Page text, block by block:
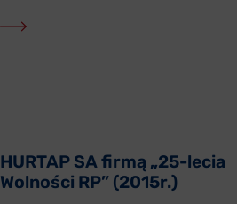
HURTAP SA firmą „25-lecia
Wolności RP” (2015r.)